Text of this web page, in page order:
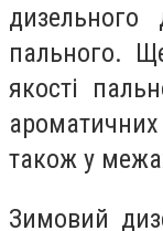
дизельного
пального.
якості
також у
Зимовий